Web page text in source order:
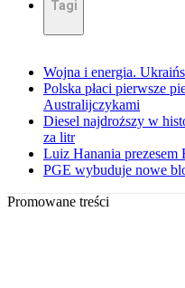
Tagi
Wojna i energia.
Polska płaci pierwsze
Australijczykami
Diesel najdroższy w
za litr
Luiz Hanania
PGE wybuduje nowe
Promowane treści